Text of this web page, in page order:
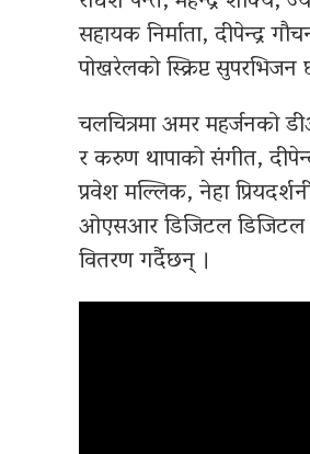
सहायक निर्माता,
पोखरेलको स्क्रिप्ट सुपरभिजन
चलचित्रमा अमर महर्जनको
र करुण थापाको संगीत,
प्रवेश मल्लिक, नेहा
ओएसआर डिजिटल डिजिटल
वितरण गर्दैछन् ।